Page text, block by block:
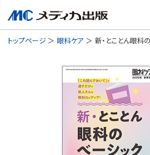
トップページ 眼科ケア 新・とことん眼科